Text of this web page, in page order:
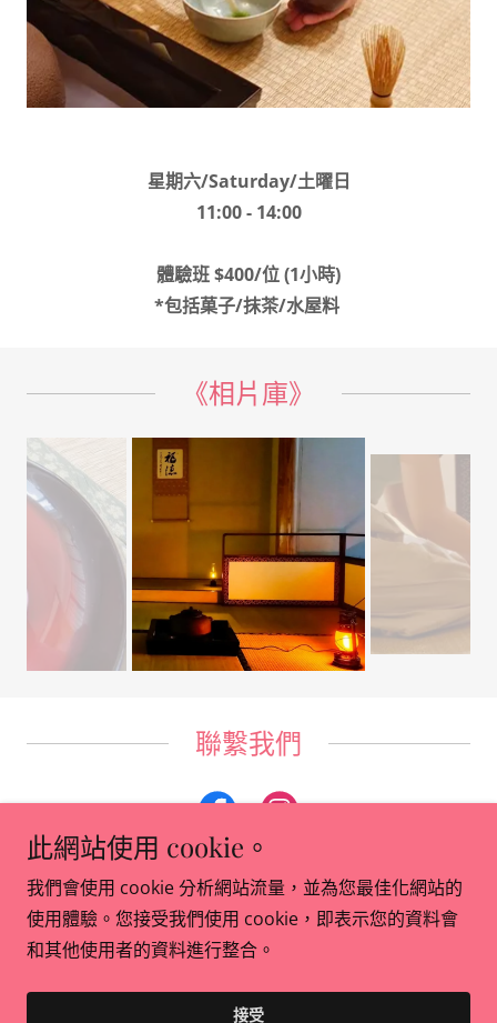
星期六/Saturday/土曜日
11:00 - 14:00
體驗班 $400/位 (1小時)
*包括菓子/抹茶/水屋料
《相片庫》
聯繫我們
Copyright © 2026 日本文化武藝學舍 — 保留所有權利。
提供者：
此網站使用 cookie。
我們會使用 cookie 分析網站流量，並為您最佳化網站的
使用體驗。您接受我們使用 cookie，即表示您的資料會
和其他使用者的資料進行整合。
接受